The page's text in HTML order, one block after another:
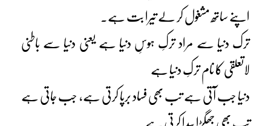
اپنے ساتھ مشغول کر لے تیرا بت ہے۔
ترک دنیا سے مراد ترکِ ہوسِ دنیا ہے یعنی دنیا سے باطنی
لاتعلقی کا نام ترکِ دنیا ہے
دنیا جب آتی ہے تب بھی فساد برپا کرتی ہے، جب جاتی ہے
تب بھی جھگڑا پیدا کرتی ہے۔